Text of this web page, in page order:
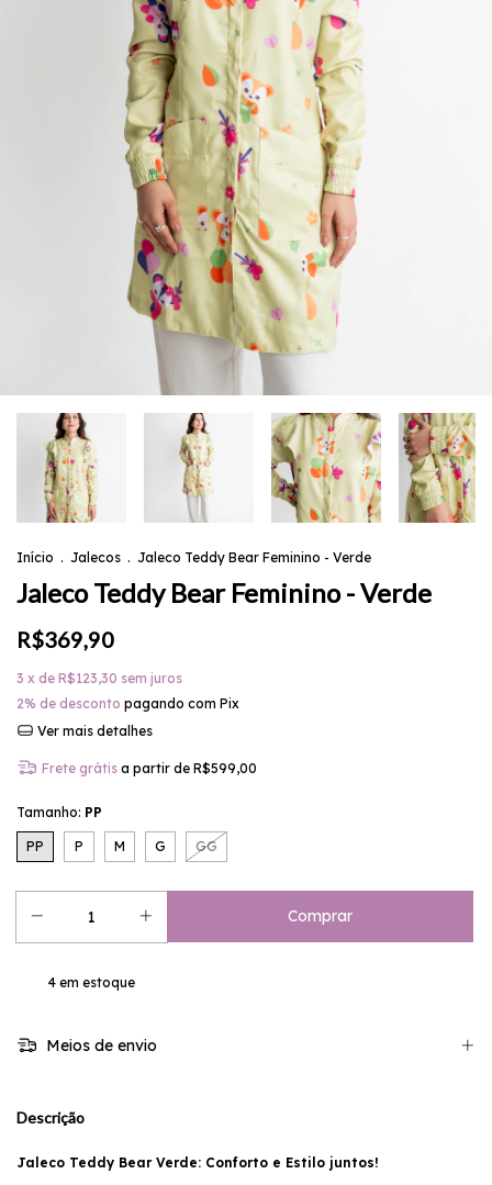
Início . Jalecos . Jaleco Teddy Bear Feminino - Verde
Jaleco Teddy Bear Feminino - Verde
R$369,90
3 x de R$123,30 sem juros
2% de desconto pagando com Pix
Ver mais detalhes
Frete grátis a partir de R$599,00
Tamanho: PP
PP P M G GG
4 em estoque
Meios de envio
Descrição
Jaleco Teddy Bear Verde: Conforto e Estilo juntos!